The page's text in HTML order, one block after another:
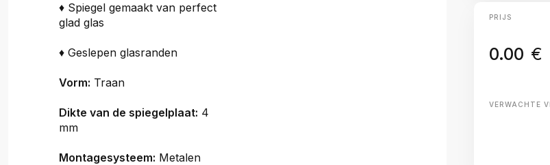
♦ Spiegel gemaakt van perfect
glad glas
♦ Geslepen glasranden
Vorm: Traan
Dikte van de spiegelplaat: 4
mm
Montagesysteem: Metalen
PRIJS
0.00 €
VERWACHTE